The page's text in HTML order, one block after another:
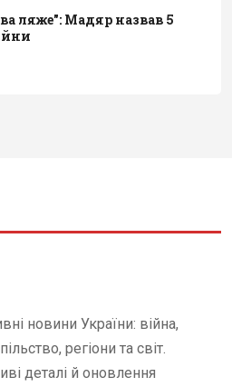
ляже": Мадяр назвав 5
новини України: війна,
регіони та світ.
деталі й оновлення